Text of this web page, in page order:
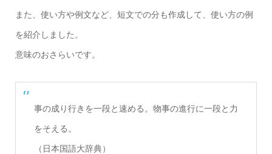
また、使い方や例文など、短文での分も作成して、使い方の例
を紹介しました。
意味のおさらいです。
事の成り行きを一段と速める。物事の進行に一段と力
をそえる。
（日本国語大辞典）